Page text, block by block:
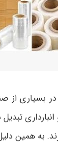
در بسیاری
به همین